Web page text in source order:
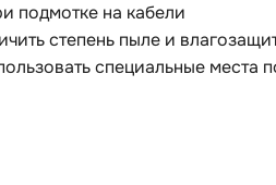
подмотке на кабели
степень пыле и
специальные места